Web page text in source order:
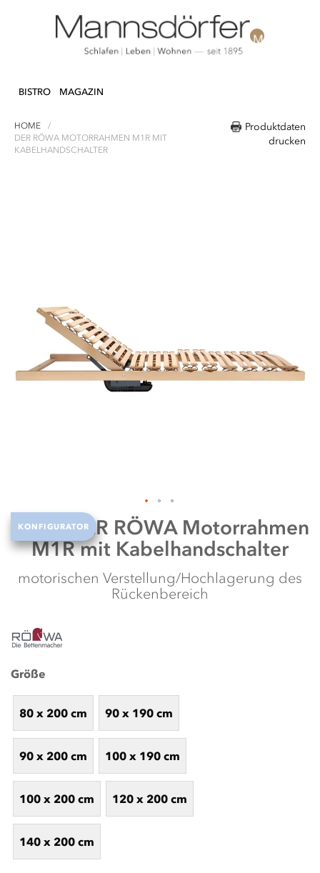
zum
BISTRO MAGAZIN
Produktdaten
drucken
HOME
DER RÖWA MOTORRAHMEN M1R MIT
KABELHANDSCHALTER
Anfang
der
springen
KONFIGURATOR
Röwa DER RÖWA Motorrahmen
M1R mit Kabelhandschalter
motorischen Verstellung/Hochlagerung des
Rückenbereich
Größe
80 x 200 cm 90 x 190 cm
90 x 200 cm 100 x 190 cm
100 x 200 cm 120 x 200 cm
140 x 200 cm